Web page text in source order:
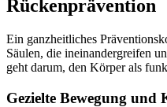
Rückenprävention
Ein ganzheitliches
Säulen, die ineinandergreifen
geht darum, den Körper als
Gezielte Bewegung und